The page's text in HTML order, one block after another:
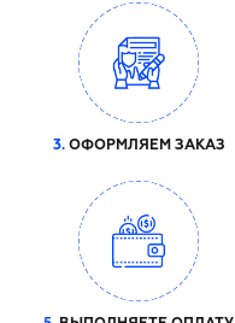
3.ОФОРМЛЯЕМ ЗАКАЗ